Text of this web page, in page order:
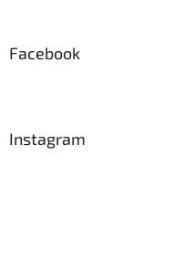
Facebook
Instagram